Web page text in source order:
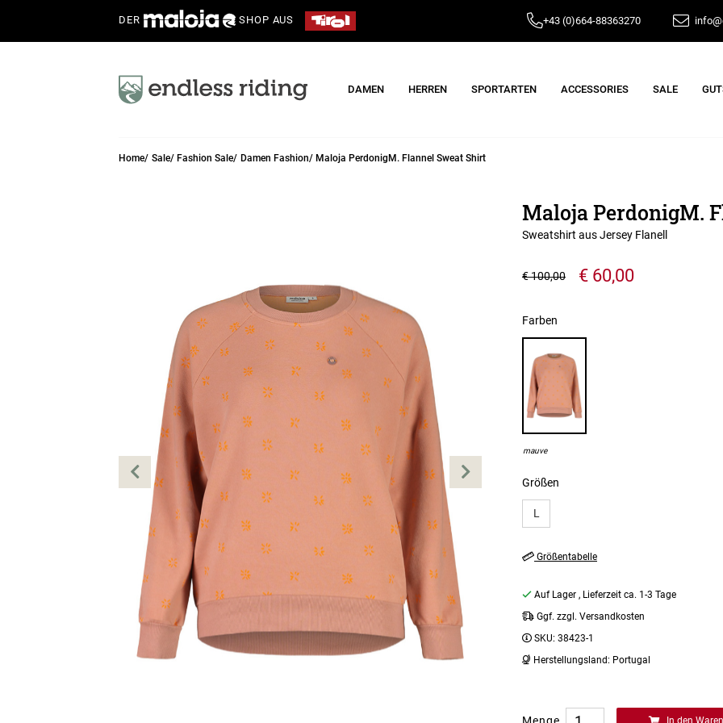
DER SHOP AUS +43 (0)664-88363270
DAMEN HERREN SPORTARTEN ACCESSORIES SALE
Home Sale Fashion Sale Damen Fashion Maloja PerdonigM. Flannel Sweat Shirt
Maloja PerdonigM.
Sweatshirt aus Jersey Flanell
€ 60,00
€ 100,00
Größen
L
Farben
mauve
Größentabelle
Auf Lager , Lieferzeit ca. 1-3 Tage
Ggf. zzgl. Versandkosten
SKU: 38423-1
Herstellungsland: Portugal
In den